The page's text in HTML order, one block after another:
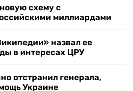
схему с
миллиардами
назвал ее
в интересах ЦРУ
отстранил генерала,
Украине